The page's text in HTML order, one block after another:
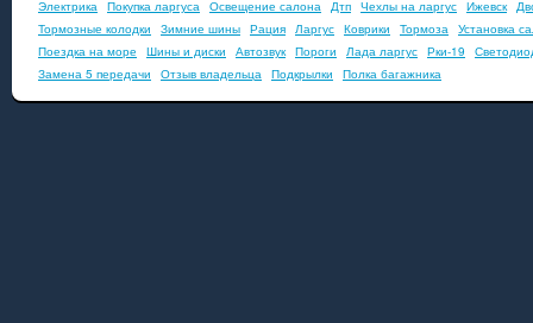
Электрика Покупка ларгуса Освещение салона Дтп Чехлы на ларгус Ижевск
Тормозные колодки
Зимние шины Рация Ларгус Коврики Тормоза Установка
Поездка на море
Шины и диски Автозвук Пороги Лада ларгус Рки-19
Замена 5 передачи
Отзыв владельца Подкрылки Полка багажника